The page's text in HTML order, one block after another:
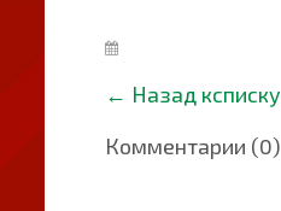
← Назад ксписку
Комментарии (0)